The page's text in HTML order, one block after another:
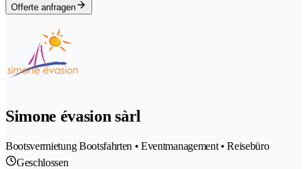
Offerte anfragen
Simone évasion sàrl
Bootsvermietung Bootsfahrten • Eventmanagement • Reisebüro
Geschlossen